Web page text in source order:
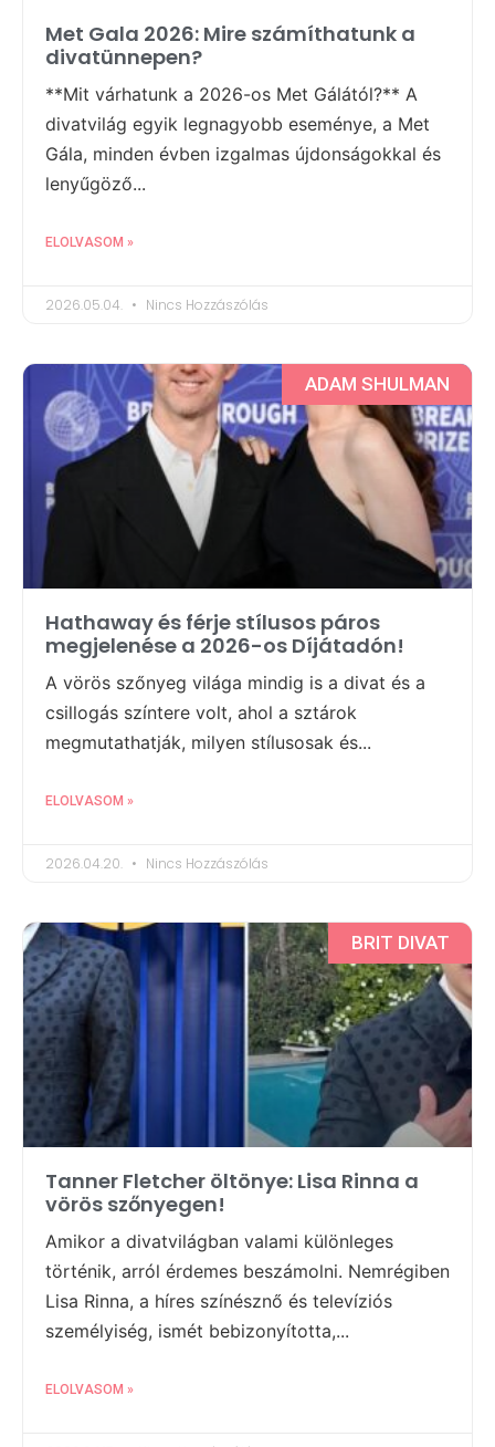
Met Gala 2026: Mire számíthatunk a
divatünnepen?
**Mit várhatunk a 2026-os Met Gálától?** A
divatvilág egyik legnagyobb eseménye, a Met
Gála, minden évben izgalmas újdonságokkal és
lenyűgöző...
ELOLVASOM »
2026.05.04. Nincs Hozzászólás
ADAM SHULMAN
Hathaway és férje stílusos páros
megjelenése a 2026-os Díjátadón!
A vörös szőnyeg világa mindig is a divat és a
csillogás színtere volt, ahol a sztárok
megmutathatják, milyen stílusosak és...
ELOLVASOM »
2026.04.20. Nincs Hozzászólás
BRIT DIVAT
Tanner Fletcher öltönye: Lisa Rinna a
vörös szőnyegen!
Amikor a divatvilágban valami különleges
történik, arról érdemes beszámolni. Nemrégiben
Lisa Rinna, a híres színésznő és televíziós
személyiség, ismét bebizonyította,...
ELOLVASOM »